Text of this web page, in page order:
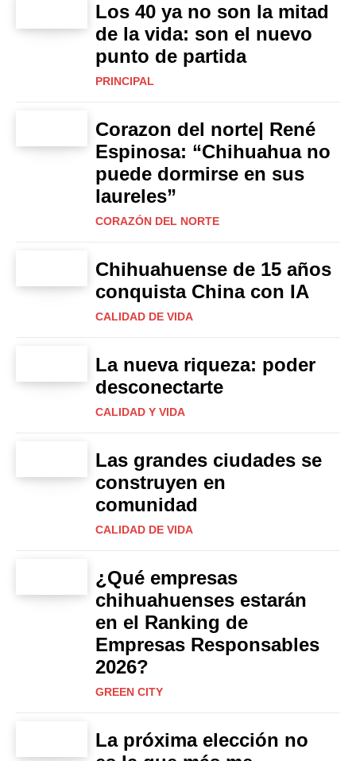
Los 40 ya no son la mitad
de la vida: son el nuevo
punto de partida
PRINCIPAL
Corazon del norte| René
Espinosa: “Chihuahua no
puede dormirse en sus
laureles”
CORAZÓN DEL NORTE
Chihuahuense de 15 años
conquista China con IA
CALIDAD DE VIDA
La nueva riqueza: poder
desconectarte
CALIDAD Y VIDA
Las grandes ciudades se
construyen en
comunidad
CALIDAD DE VIDA
¿Qué empresas
chihuahuenses estarán
en el Ranking de
Empresas Responsables
2026?
GREEN CITY
La próxima elección no